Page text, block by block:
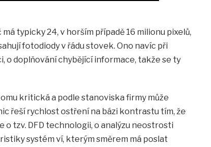
typicky 24, v horším případě 16 milionu pixelů,
fotodiody v řádu stovek. Ono navíc při
o doplňování chybějící informace, takže se ty
kritická a podle stanoviska firmy může
řeší rychlost ostření na bázi kontrastu tím, že
tzv. DFD technologii, o analýzu neostrosti
systém ví, kterým směrem má poslat